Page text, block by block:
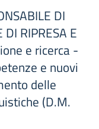
DI
DI RIPRESA E
e ricerca -
e nuovi
delle
(D.M.